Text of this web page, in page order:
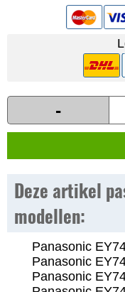
-
Deze artikel
modellen:
Panasonic
Panasonic
Panasonic